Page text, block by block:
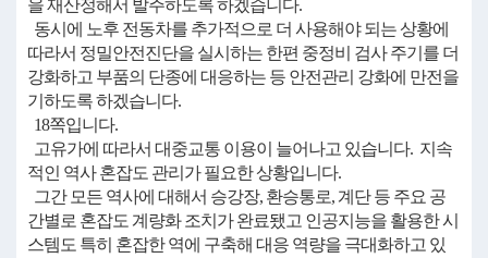
을 재산정해서 발주하도록 하겠습니다.
동시에 노후 전동차를 추가적으로 더 사용해야 되는 상황에
따라서 정밀안전진단을 실시하는 한편 중정비 검사 주기를 더
강화하고 부품의 단종에 대응하는 등 안전관리 강화에 만전을
기하도록 하겠습니다.
18쪽입니다.
고유가에 따라서 대중교통 이용이 늘어나고 있습니다. 지속
적인 역사 혼잡도 관리가 필요한 상황입니다.
그간 모든 역사에 대해서 승강장, 환승통로, 계단 등 주요 공
간별로 혼잡도 계량화 조치가 완료됐고 인공지능을 활용한 시
스템도 특히 혼잡한 역에 구축해 대응 역량을 극대화하고 있